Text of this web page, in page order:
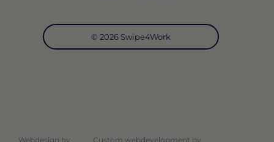
© 2026 Swipe4Work
Webdesign by Custom webdevelopment by